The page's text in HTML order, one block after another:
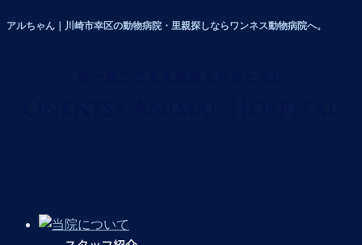
アルちゃん｜川崎市幸区の動物病院・里親探しならワンネス動物病院へ。